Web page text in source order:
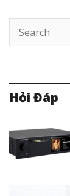
Hỏi Đáp